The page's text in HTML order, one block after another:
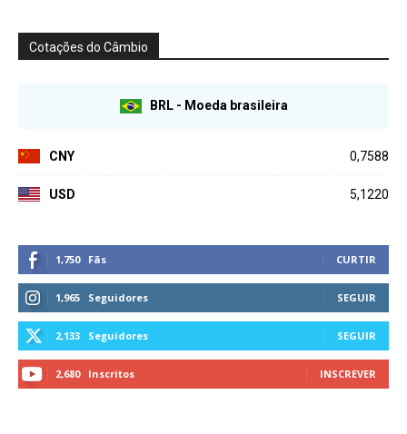
Cotações do Câmbio
BRL - Moeda brasileira
CNY 0,7588
USD 5,1220
1,750 Fãs CURTIR
1,965 Seguidores SEGUIR
2,133 Seguidores SEGUIR
2,680 Inscritos INSCREVER